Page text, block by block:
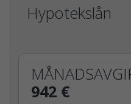
Hypotekslån
942 €